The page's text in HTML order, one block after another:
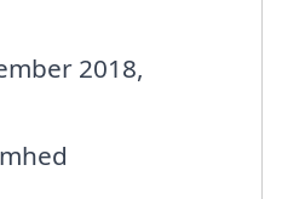
2018,